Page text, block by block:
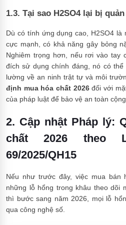
1.3. Tại sao H2SO4 lại bị
Dù có tính ứng dụng cao, H2SO4 là
cực mạnh, có khả năng gây bỏng
Nghiêm trọng hơn, nếu rơi vào tay
đích sử dụng chính đáng, nó có
lường về an ninh trật tự và môi
định mua hóa chất 2026đối với
của pháp luật để bảo vệ an toàn cộng
2. Cập nhật Pháp lý:
chất 2026 theo
69/2025/QH15
Nếu như trước đây, việc mua bán
những lỗ hổng trong khâu theo dõi
thì bước sang năm 2026, mọi lỗ
qua công nghệ số.